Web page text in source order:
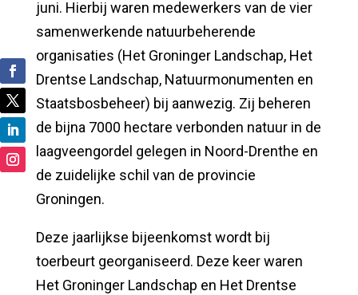
juni. Hierbij waren medewerkers van de vier
samenwerkende natuurbeherende
organisaties (Het Groninger Landschap, Het
Drentse Landschap, Natuurmonumenten en
Staatsbosbeheer) bij aanwezig. Zij beheren
de bijna 7000 hectare verbonden natuur in de
laagveengordel gelegen in Noord-Drenthe en
de zuidelijke schil van de provincie
Groningen.
Deze jaarlijkse bijeenkomst wordt bij
toerbeurt georganiseerd. Deze keer waren
Het Groninger Landschap en Het Drentse